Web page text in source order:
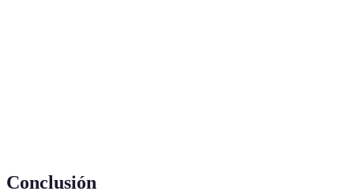
Conclusión